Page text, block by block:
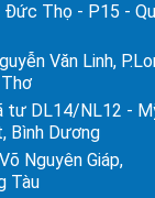
Đức Thọ - P15 -
Văn Linh,
Thơ
tư DL14/NL12 -
Bình Dương
Nguyên Giáp,
Tàu